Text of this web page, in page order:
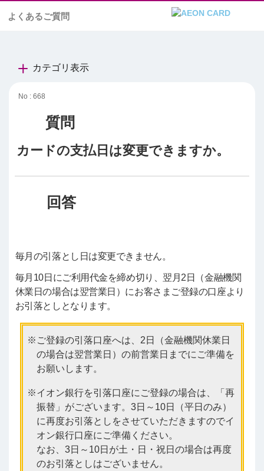
よくあるご質問
カテゴリ表示
No : 668
カードの支払日は変更できますか。
毎月の引落とし日は変更できません。
毎月10日にご利用代金を締め切り、翌月2日（金融機関
休業日の場合は翌営業日）にお客さまご登録の口座より
お引落としとなります。
ご登録の引落口座へは、2日（金融機関休業日
の場合は翌営業日）の前営業日までにご準備を
お願いします。
イオン銀行を引落口座にご登録の場合は、「再
振替」がございます。3日～10日（平日のみ）
に再度お引落としをさせていただきますのでイ
オン銀行口座にご準備ください。
なお、3日～10日が土・日・祝日の場合は再度
のお引落としはございません。